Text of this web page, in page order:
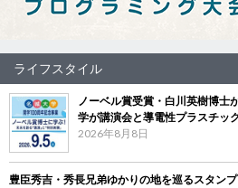
ライフスタイル
ノーベル賞受賞・白川英樹博
学が講演会と導電性プラスチッ
2026年8月8日
豊臣秀吉・秀長兄弟ゆかりの地を巡るスタン